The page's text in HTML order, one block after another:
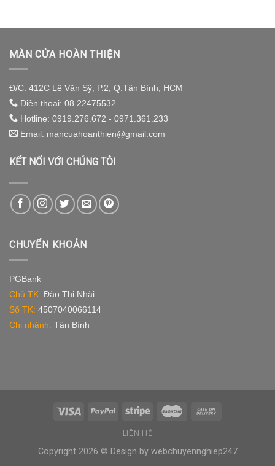
MÀN CỬA HOÀN THIỆN
Đ/C: 412C Lê Văn Sỹ, P.2, Q.Tân Bình, HCM
Điện thoại: 08.22475532
Hotline: 0919.276.672 - 0971.361.233
Email: mancuahoanthien@gmail.com
KẾT NỐI VỚI CHÚNG TÔI
CHUYỂN KHOẢN
PGBank
Chủ TK: Đào Thị Nhài
Số TK: 4507040066114
Chi nhánh: Tân Bình
LIÊN HỆ
Copyright 2026 © Design by webchuyennghiep247